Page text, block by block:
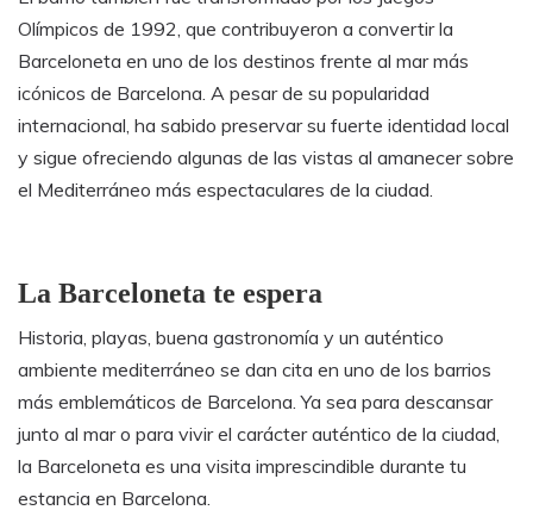
Olímpicos de 1992, que contribuyeron a convertir la
Barceloneta en uno de los destinos frente al mar más
icónicos de Barcelona. A pesar de su popularidad
internacional, ha sabido preservar su fuerte identidad local
y sigue ofreciendo algunas de las vistas al amanecer sobre
el Mediterráneo más espectaculares de la ciudad.
La Barceloneta te espera
Historia, playas, buena gastronomía y un auténtico
ambiente mediterráneo se dan cita en uno de los barrios
más emblemáticos de Barcelona. Ya sea para descansar
junto al mar o para vivir el carácter auténtico de la ciudad,
la Barceloneta es una visita imprescindible durante tu
estancia en Barcelona.